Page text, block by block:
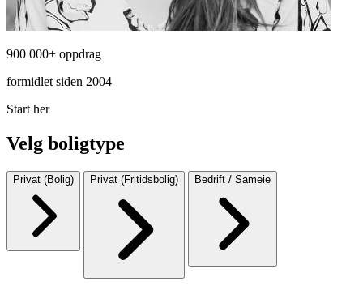
900 000+ oppdrag
formidlet siden 2004
Start her
Velg boligtype
Privat (Bolig) Privat (Fritidsbolig) Bedrift / Sameie